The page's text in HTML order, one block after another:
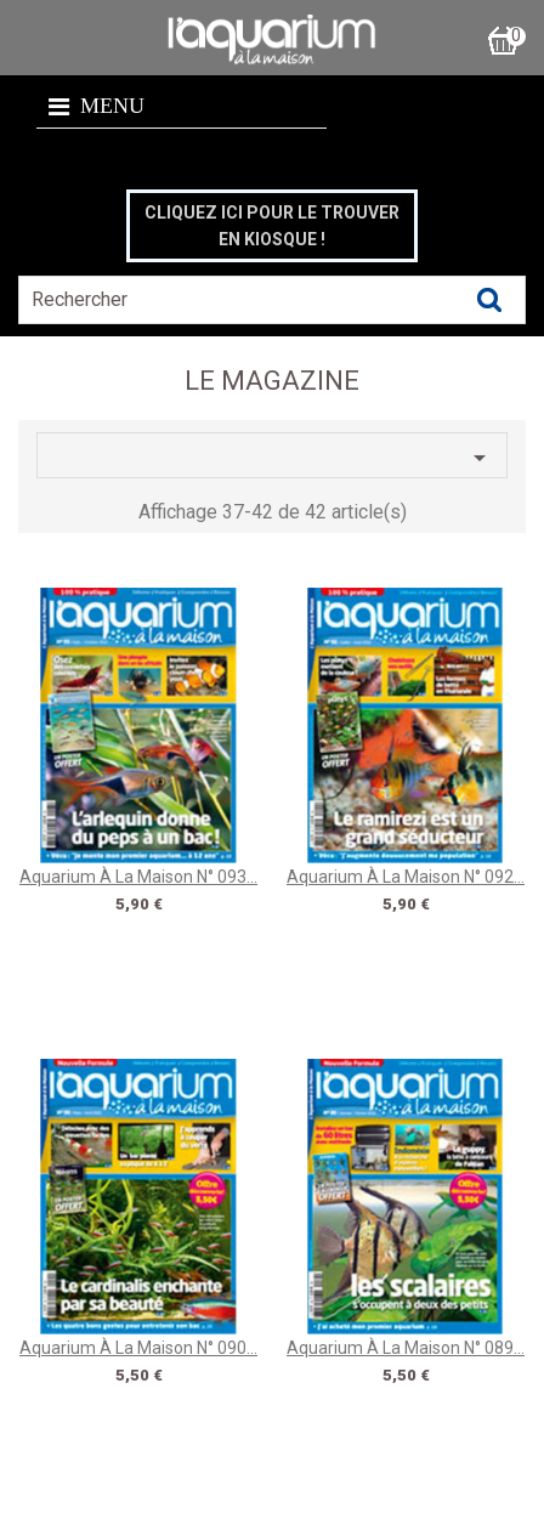
0
MENU
CLIQUEZ ICI POUR LE TROUVER
EN KIOSQUE !
LE MAGAZINE

Affichage 37-42 de 42 article(s)
Aquarium À La Maison N° 093...
Prix
5,90 €
Aquarium À La Maison N° 092...
Prix
5,90 €
Aquarium À La Maison N° 090...
Prix
5,50 €
Aquarium À La Maison N° 089...
Prix
5,50 €